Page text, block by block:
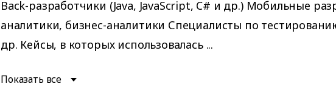
Back-разработчики (Java, JavaScript, C# и др.) Мобильные
аналитики, бизнес-аналитики Специалисты по
др. Кейсы, в которых использовалась ...
Показать все